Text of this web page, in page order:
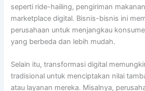
seperti ride-hailing, pengiriman
marketplace digital. Bisnis-bisnis ini
perusahaan untuk menjangkau
yang berbeda dan lebih mudah.
Selain itu, transformasi digital
tradisional untuk menciptakan nilai
atau layanan mereka. Misalnya,